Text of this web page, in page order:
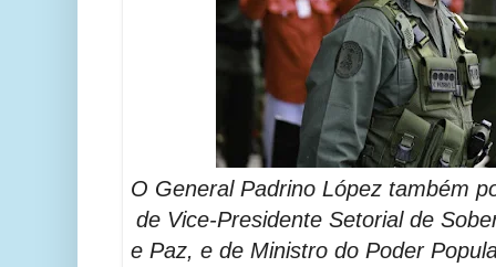
O General Padrino López também
de Vice-Presidente Setorial de
e Paz, e de Ministro do Poder